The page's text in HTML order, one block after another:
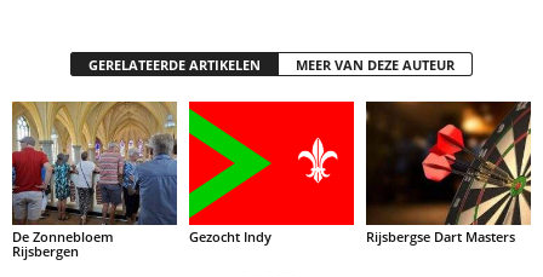
GERELATEERDE ARTIKELEN MEER VAN DEZE AUTEUR
De Zonnebloem
Rijsbergen
Gezocht Indy Rijsbergse Dart Masters